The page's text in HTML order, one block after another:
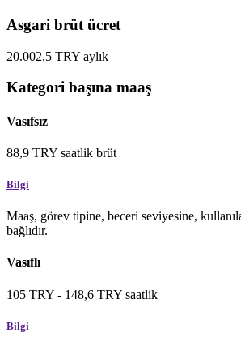
Asgari brüt ücret
20.002,5 TRY aylık
Kategori başına maaş
Vasıfsız
88,9 TRY saatlik brüt
Bilgi
Maaş, görev tipine, beceri seviyesine,
bağlıdır.
Vasıflı
105 TRY - 148,6 TRY saatlik
Bilgi